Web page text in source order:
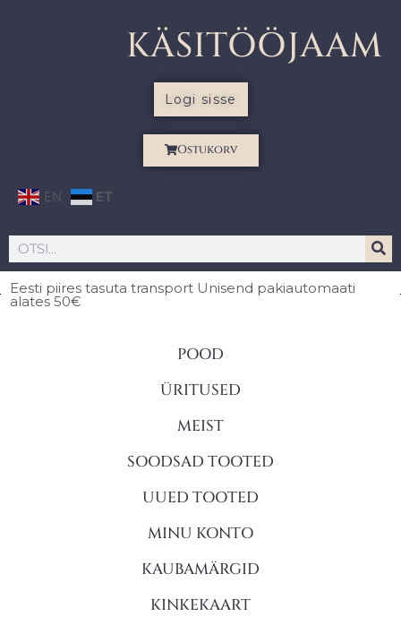
KÄSITÖÖJAAM
Logi sisse
Ostukorv
EN ET
Eesti piires tasuta transport Unisend pakiautomaati
alates 50€
POOD
ÜRITUSED
MEIST
SOODSAD TOOTED
UUED TOOTED
MINU KONTO
KAUBAMÄRGID
KINKEKAART